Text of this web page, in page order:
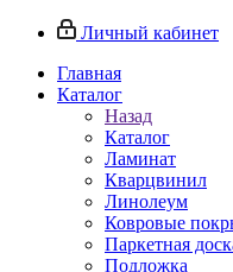
Личный кабинет
Главная
Каталог
Назад
Каталог
Ламинат
Кварцвинил
Линолеум
Ковровые
Паркетная
Подложка